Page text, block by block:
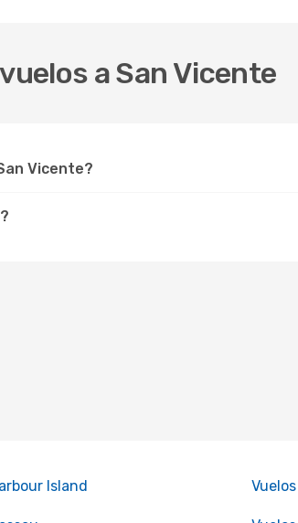
a San Vicente
Vicente?
Island